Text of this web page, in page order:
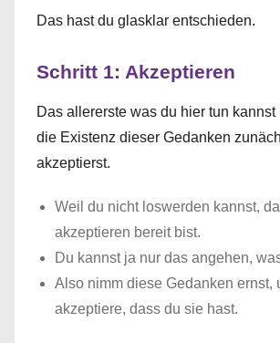
Das hast du glasklar entschieden.
Schritt 1: Akzeptieren
Das allererste was du hier tun kannst
die Existenz dieser Gedanken
akzeptierst.
Weil du nicht loswerden kannst,
akzeptieren bereit bist.
Du kannst ja nur das angehen,
Also nimm diese Gedanken ernst,
akzeptiere, dass du sie hast.